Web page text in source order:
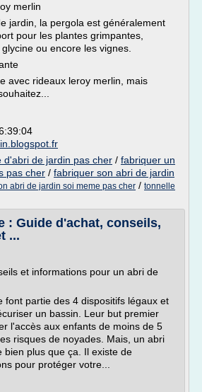
merlin
jardin, la pergola est généralement
pour les plantes grimpantes,
ou encore les vignes.
avec rideaux leroy merlin, mais
d'abri de jardin pas cher / fabriquer un
pas cher / fabriquer son abri de jardin
abri de jardin soi meme pas cher / tonnelle
: Guide d'achat, conseils,
...
et informations pour un abri de
font partie des 4 dispositifs légaux et
un bassin. Leur but premier
l'accès aux enfants de moins de 5
risques de noyades. Mais, un abri
bien plus que ça. Il existe de
pour protéger votre...